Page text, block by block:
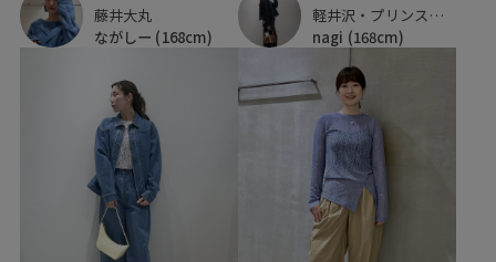
藤井大丸
ながしー (168cm)
軽井沢・プリンスショッピングプラザ
nagi (168cm)